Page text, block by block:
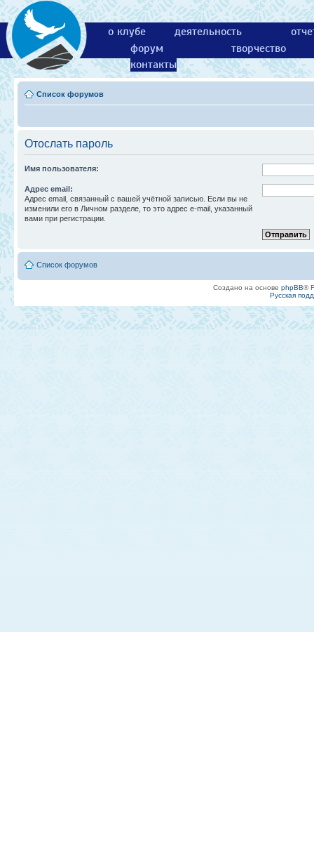
о клубе деятельность
форум
творчество
контакты
Список форумов
Отослать пароль
Имя пользователя:
Адрес email:
Адрес email, связанный с вашей учётной записью. Если вы не
изменили его в Личном разделе, то это адрес e-mail, указанный
вами при регистрации.
Список форумов
Создано на основе phpBB®
Русская